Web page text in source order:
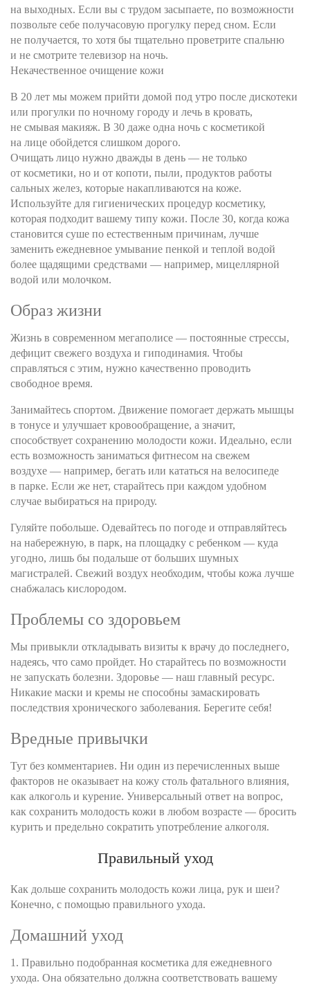
на выходных. Если вы с трудом засыпаете, по возможности
позвольте себе получасовую прогулку перед сном. Если
не получается, то хотя бы тщательно проветрите спальню
и не смотрите телевизор на ночь.
Некачественное очищение кожи
В 20 лет мы можем прийти домой под утро после дискотеки
или прогулки по ночному городу и лечь в кровать,
не смывая макияж. В 30 даже одна ночь с косметикой
на лице обойдется слишком дорого.
Очищать лицо нужно дважды в день — не только
от косметики, но и от копоти, пыли, продуктов работы
сальных желез, которые накапливаются на коже.
Используйте для гигиенических процедур косметику,
которая подходит вашему типу кожи. После 30, когда кожа
становится суше по естественным причинам, лучше
заменить ежедневное умывание пенкой и теплой водой
более щадящими средствами — например, мицеллярной
водой или молочком.
Образ жизни
Жизнь в современном мегаполисе — постоянные стрессы,
дефицит свежего воздуха и гиподинамия. Чтобы
справляться с этим, нужно качественно проводить
свободное время.
Занимайтесь спортом. Движение помогает держать мышцы
в тонусе и улучшает кровообращение, а значит,
способствует сохранению молодости кожи. Идеально, если
есть возможность заниматься фитнесом на свежем
воздухе — например, бегать или кататься на велосипеде
в парке. Если же нет, старайтесь при каждом удобном
случае выбираться на природу.
Гуляйте побольше. Одевайтесь по погоде и отправляйтесь
на набережную, в парк, на площадку с ребенком — куда
угодно, лишь бы подальше от больших шумных
магистралей. Свежий воздух необходим, чтобы кожа лучше
снабжалась кислородом.
Проблемы со здоровьем
Мы привыкли откладывать визиты к врачу до последнего,
надеясь, что само пройдет. Но старайтесь по возможности
не запускать болезни. Здоровье — наш главный ресурс.
Никакие маски и кремы не способны замаскировать
последствия хронического заболевания. Берегите себя!
Вредные привычки
Тут без комментариев. Ни один из перечисленных выше
факторов не оказывает на кожу столь фатального влияния,
как алкоголь и курение. Универсальный ответ на вопрос,
как сохранить молодость кожи в любом возрасте — бросить
курить и предельно сократить употребление алкоголя.
Правильный уход
Как дольше сохранить молодость кожи лица, рук и шеи?
Конечно, с помощью правильного ухода.
Домашний уход
1. Правильно подобранная косметика для ежедневного
ухода. Она обязательно должна соответствовать вашему